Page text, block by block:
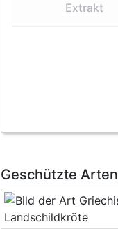
Extrakt
Geschützte Arten